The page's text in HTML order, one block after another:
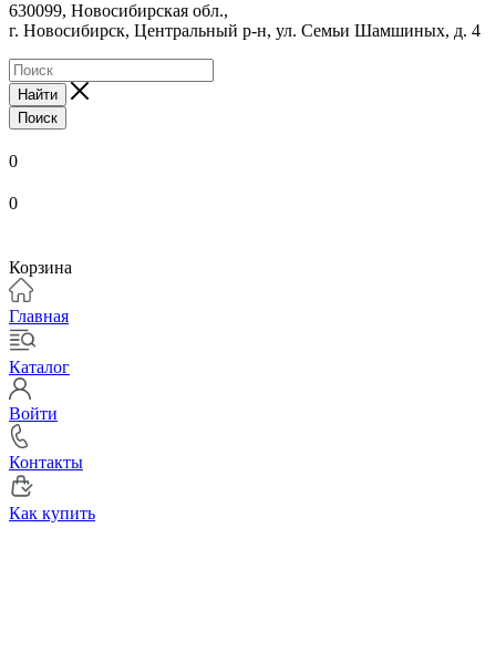
630099, Новосибирская обл.,
г. Новосибирск, Центральный р-н, ул. Семьи Шамшиных, д. 4
Найти
Поиск
0
0
Корзина
Главная
Каталог
Войти
Контакты
Как купить